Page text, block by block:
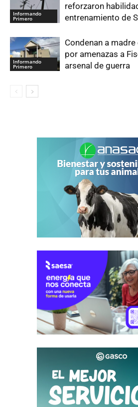
Informando
Primero
reforzaron
entrenamiento de
Informando
Primero
Condenan a
por amenazas a
arsenal de guerra